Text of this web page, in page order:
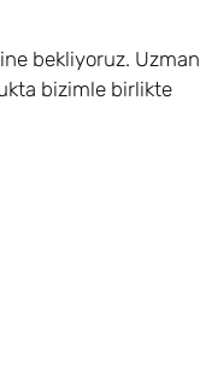
bekliyoruz. Uzman
bizimle birlikte